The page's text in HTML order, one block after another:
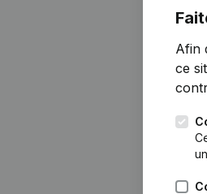
Afin
ce